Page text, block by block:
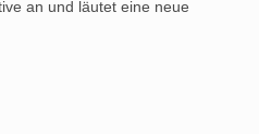
an und läutet eine neue